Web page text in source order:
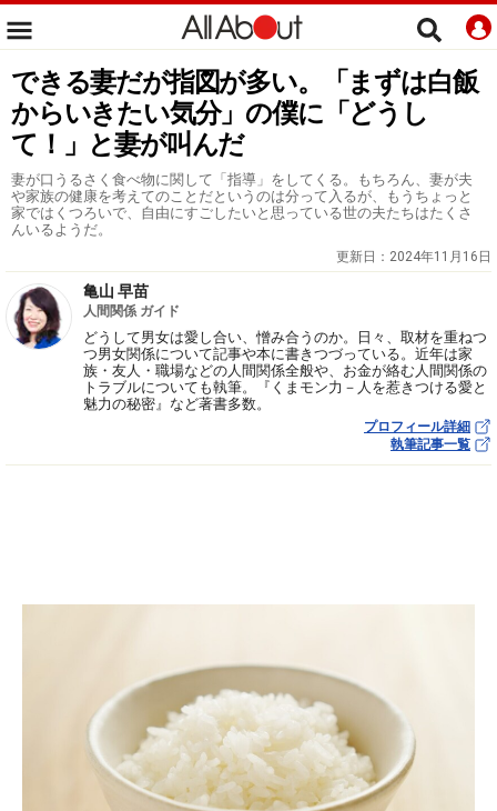
できる妻だが指図が多い。「まずは白飯
からいきたい気分」の僕に「どうし
て！」と妻が叫んだ
妻が口うるさく食べ物に関して「指導」をしてくる。もちろん、妻が夫
や家族の健康を考えてのことだというのは分って入るが、もうちょっと
家ではくつろいで、自由にすごしたいと思っている世の夫たちはたくさ
んいるようだ。
更新日： 2024年11月16日
亀山 早苗
人間関係 ガイド
どうして男女は愛し合い、憎み合うのか。日々、取材を重ねつ
つ男女関係について記事や本に書きつづっている。近年は家
族・友人・職場などの人間関係全般や、お金が絡む人間関係の
トラブルについても執筆。『くまモン力－人を惹きつける愛と
魅力の秘密』など著書多数。
プロフィール詳細
執筆記事一覧